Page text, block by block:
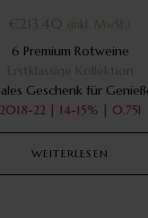
€ 213.40 (inkl. MwSt.)
6 Premium Rotweine
Erstklassige Kollektion
Geschenk für
2018-22 | 14-15% | 0.75l
WEITERLESEN